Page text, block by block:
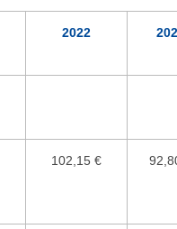
2022
102,15 €